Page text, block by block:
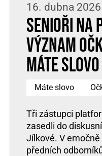
16. dubna
Senioři na
význam
Máte slovo
Máte slovo
Tři zástupci
zasedli do
Jílkové. V
předních